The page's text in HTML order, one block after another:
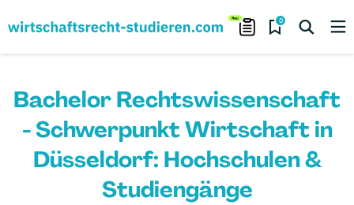
0
Bachelor Rechtswissenschaft
- Schwerpunkt Wirtschaft in
Düsseldorf: Hochschulen &
Studiengänge